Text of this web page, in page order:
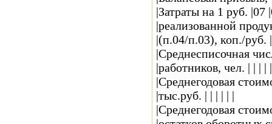
|Затраты на 1 руб. |07
|реализованной
|(п.04/п.03), коп./руб.
|Среднесписочная
|работников, чел. | | | |
|Среднегодовая
|тыс.руб. | | | | | |
|Среднегодовая